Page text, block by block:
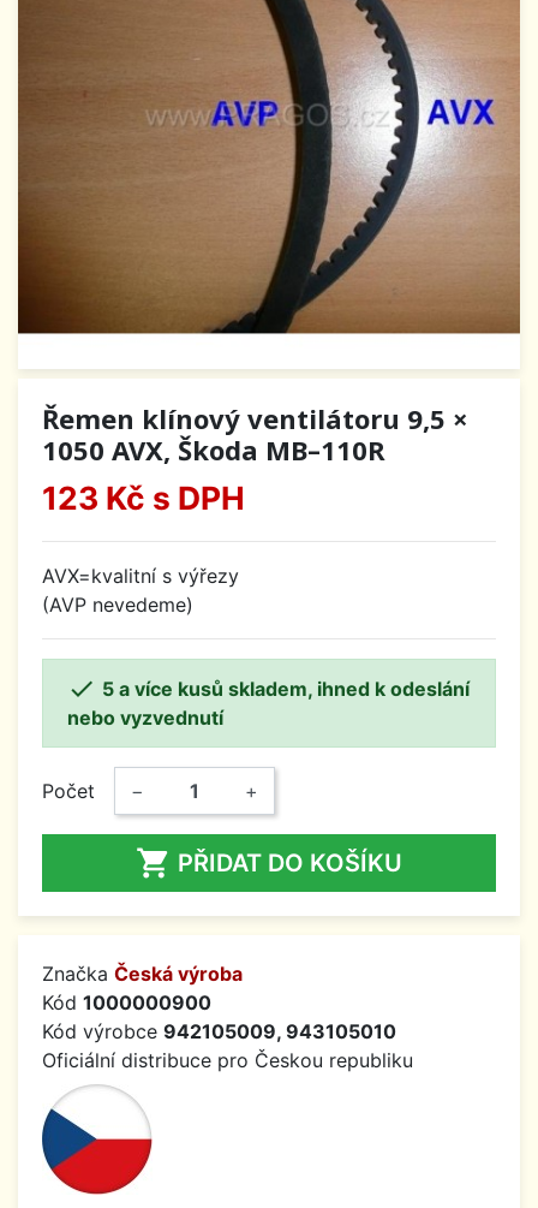
Řemen klínový ventilátoru 9,5 ×
1050 AVX, Škoda MB–110R
123 Kč s DPH
AVX=kvalitní s výřezy
(AVP nevedeme)
 5 a více kusů skladem, ihned k odeslání
nebo vyzvednutí
Počet − +
 PŘIDAT DO KOŠÍKU
Značka Česká výroba
Kód 1000000900
Kód výrobce 942105009, 943105010
Oficiální distribuce pro Českou republiku